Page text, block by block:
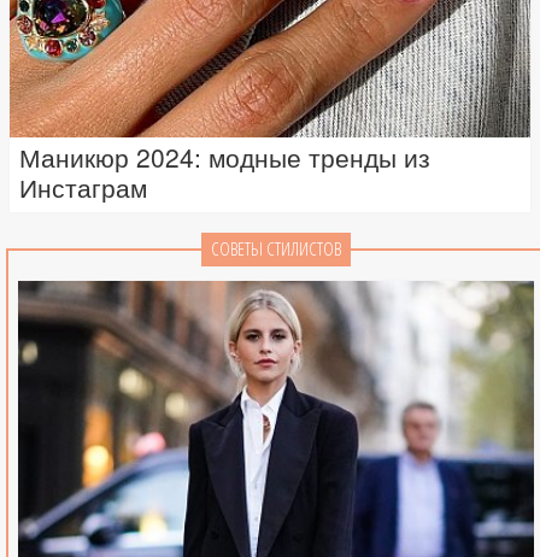
Маникюр 2024: модные тренды из
Инстаграм
СОВЕТЫ СТИЛИСТОВ